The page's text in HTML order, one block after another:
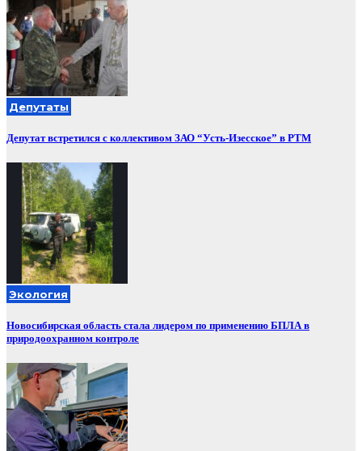
Депутаты
Депутат встретился с коллективом ЗАО “Усть-Изесское” в РТМ
Экология
Новосибирская область стала лидером по применению БПЛА в
природоохранном контроле